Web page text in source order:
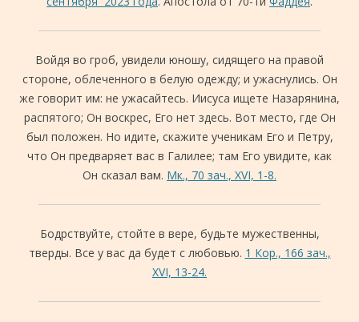
Войдя во гроб, увидели юношу, сидящего на правой
стороне, облеченного в белую одежду; и ужаснулись. Он
же говорит им: не ужасайтесь. Иисуса ищете Назарянина,
распятого; Он воскрес, Его нет здесь. Вот место, где Он
был положен. Но идите, скажите ученикам Его и Петру,
что Он предваряет вас в Галилее; там Его увидите, как
Он сказал вам. Мк., 70 зач., XVI, 1-8.
Бодрствуйте, стойте в вере, будьте мужественны,
тверды. Все у вас да будет с любовью. 1 Кор., 166 зач.,
XVI, 13-24.